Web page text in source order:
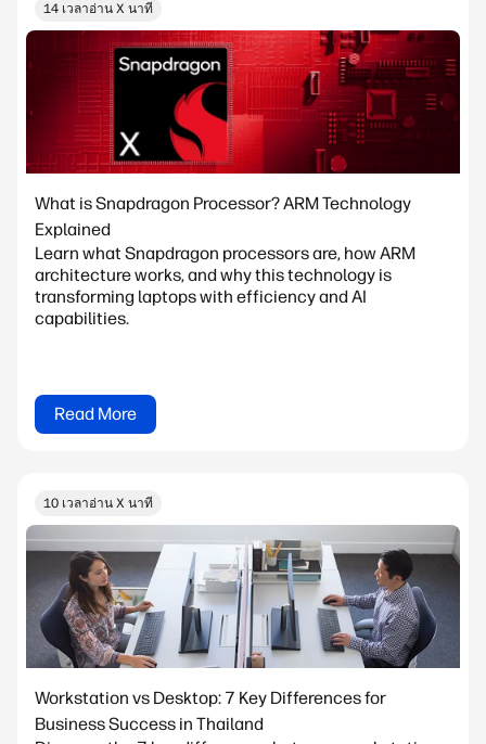
14 เวลาอ่าน X นาที
What is Snapdragon Processor? ARM Technology
Explained
Learn what Snapdragon processors are, how ARM
architecture works, and why this technology is
transforming laptops with efficiency and AI
capabilities.
Read More
10 เวลาอ่าน X นาที
Workstation vs Desktop: 7 Key Differences for
Business Success in Thailand